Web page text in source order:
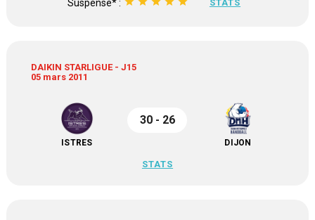
Suspense* : STATS
DAIKIN STARLIGUE - J15
05 mars 2011
ISTRES
30 - 26
DIJON
STATS